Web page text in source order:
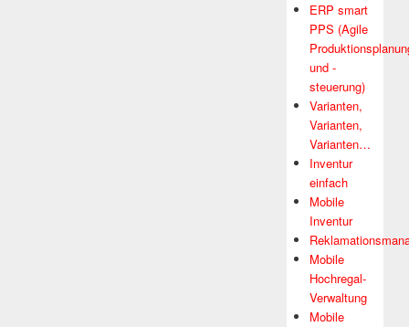
ERP smart
PPS (Agile
und -
steuerung)
Varianten,
Varianten,
Varianten…
Inventur
einfach
Mobile
Inventur
Mobile
Hochregal-
Verwaltung
Mobile